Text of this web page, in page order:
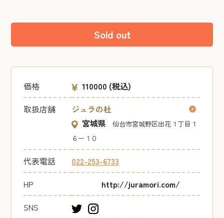
Sold out
価格 110000 (税込)
取扱店舗
ジュラの杜
宮城県
仙台市宮城野区出花１丁目１
６ー１０
代表電話
022-253-6733
HP
http://juramori.com/
SNS